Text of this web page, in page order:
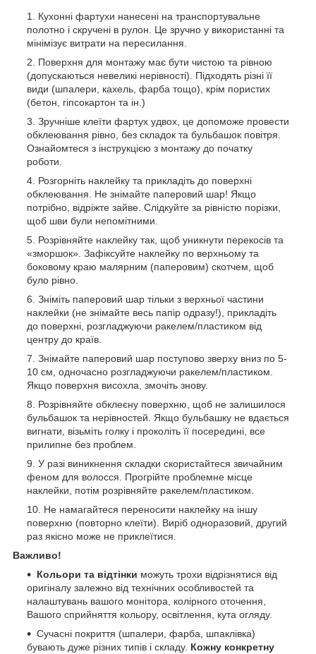
Кухонні фартухи нанесені на транспортувальне
полотно і скручені в рулон. Це зручно у використанні та
мінімізує витрати на пересилання.
Поверхня для монтажу має бути чистою та рівною
(допускаються невеликі нерівності). Підходять різні її
види (шпалери, кахель, фарба тощо), крім пористих
(бетон, гіпсокартон та ін.)
Зручніше клеїти фартух удвох, це допоможе провести
обклеювання рівно, без складок та бульбашок повітря.
Ознайомтеся з інструкцією з монтажу до початку
роботи.
Розгорніть наклейку та прикладіть до поверхні
обклеювання. Не знімайте паперовий шар! Якщо
потрібно, відріжте зайве. Слідкуйте за рівністю порізки,
щоб шви були непомітними.
Розрівняйте наклейку так, щоб уникнути перекосів та
«зморшок». Зафіксуйте наклейку по верхньому та
боковому краю малярним (паперовим) скотчем, щоб
було рівно.
Зніміть паперовий шар тільки з верхньої частини
наклейки (не знімайте весь папір одразу!), прикладіть
до поверхні, розгладжуючи ракелем/пластиком від
центру до країв.
Знімайте паперовий шар поступово зверху вниз по 5-
10 см, одночасно розгладжуючи ракелем/пластиком.
Якщо поверхня висохла, змочіть знову.
Розрівняйте обклеєну поверхню, щоб не залишилося
бульбашок та нерівностей. Якщо бульбашку не вдається
вигнати, візьміть голку і проколіть її посередині, все
прилипне без проблем.
У разі виникнення складки скористайтеся звичайним
феном для волосся. Прогрійте проблемне місце
наклейки, потім розрівняйте ракелем/пластиком.
Не намагайтеся переносити наклейку на іншу
поверхню (повторно клеїти). Виріб одноразовий, другий
раз якісно може не приклеїтися.
Важливо!
Кольори та відтінки можуть трохи відрізнятися від
оригіналу залежно від технічних особливостей та
налаштувань вашого монітора, колірного оточення,
Вашого сприйняття кольору, освітлення, кута огляду.
Сучасні покриття (шпалери, фарба, шпаклівка)
бувають дуже різних типів і складу. Кожну конкретну